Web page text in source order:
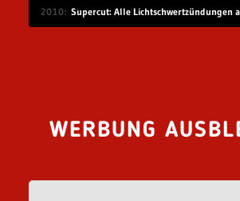
2010
WERBUNG